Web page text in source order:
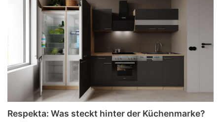
Respekta: Was steckt hinter der Küchenmarke?